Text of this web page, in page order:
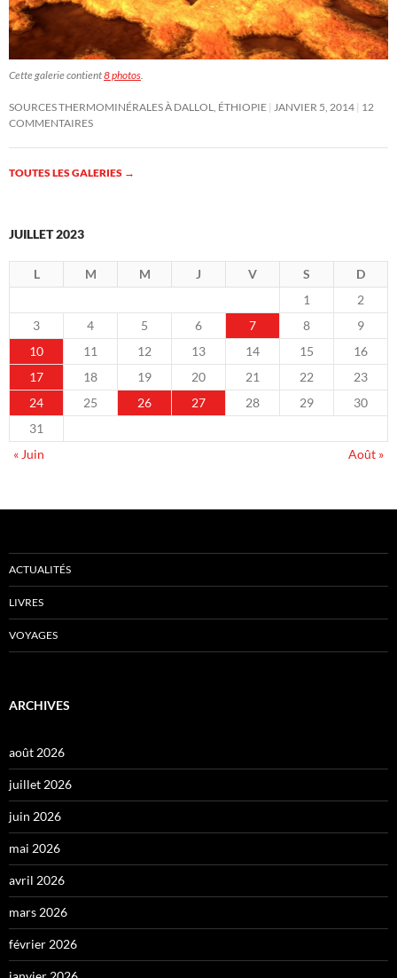
Cette galerie contient8 photos.
SOURCES THERMOMINÉRALES À DALLOL, ÉTHIOPIE JANVIER 5, 2014 12
COMMENTAIRES
TOUTES LES GALERIES →
JUILLET 2023
L M M J V S
D
1
2
3
4 5 6 7 8
9
10
11 12 13 14 15
16
17
18 19 20 21 22
23
24
25 26 27 28 29
30
31
« Juin
Août »
ACTUALITÉS
LIVRES
VOYAGES
ARCHIVES
août 2026
juillet 2026
juin 2026
mai 2026
avril 2026
mars 2026
février 2026